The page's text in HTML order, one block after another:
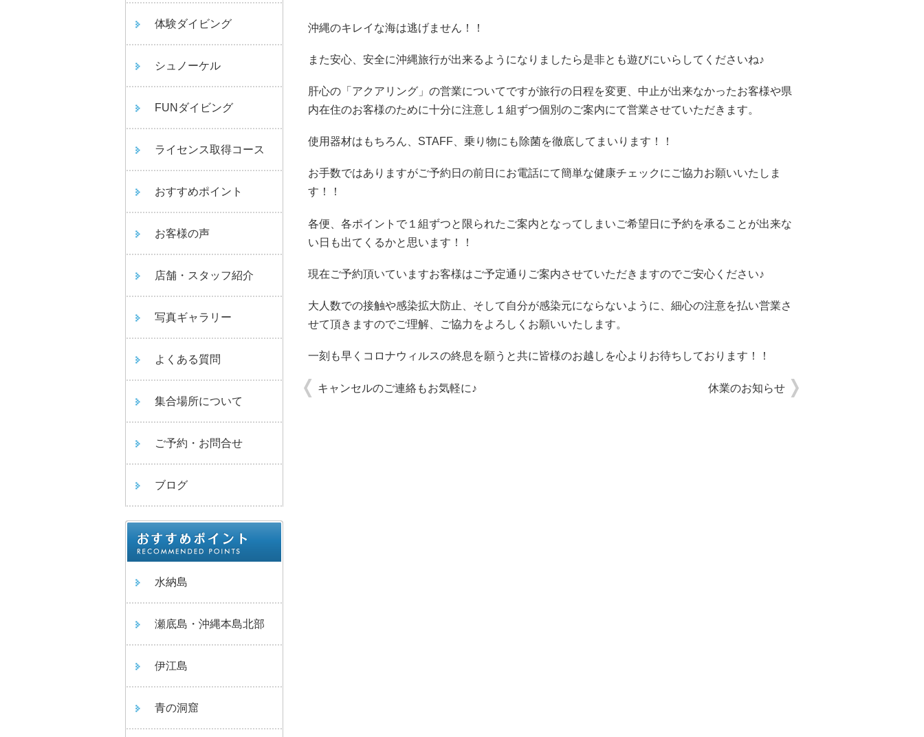
体験ダイビング
シュノーケル
FUNダイビング
ライセンス取得コース
おすすめポイント
お客様の声
店舗・スタッフ紹介
写真ギャラリー
よくある質問
集合場所について
ご予約・お問合せ
ブログ
水納島
瀬底島・沖縄本島北部
伊江島
青の洞窟
沖縄のキレイな海は逃げません！！
また安心、安全に沖縄旅行が出来るようになりましたら是非とも遊びにいらしてくださいね♪
肝心の「アクアリング」の営業についてですが旅行の日程を変更、中止が出来なかったお客様や県
内在住のお客様のために十分に注意し１組ずつ個別のご案内にて営業させていただきます。
使用器材はもちろん、STAFF、乗り物にも除菌を徹底してまいります！！
お手数ではありますがご予約日の前日にお電話にて簡単な健康チェックにご協力お願いいたしま
す！！
各便、各ポイントで１組ずつと限られたご案内となってしまいご希望日に予約を承ることが出来な
い日も出てくるかと思います！！
現在ご予約頂いていますお客様はご予定通りご案内させていただきますのでご安心ください♪
大人数での接触や感染拡大防止、そして自分が感染元にならないように、細心の注意を払い営業さ
せて頂きますのでご理解、ご協力をよろしくお願いいたします。
一刻も早くコロナウィルスの終息を願うと共に皆様のお越しを心よりお待ちしております！！
キャンセルのご連絡もお気軽に♪ 休業のお知らせ